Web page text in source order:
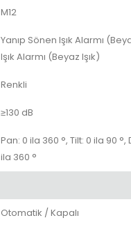
M12
Yanıp Sönen Işık Alarmı
Işık Alarmı (Beyaz Işık)
Renkli
≥130 dB
Pan: 0 ila 360 °, Tilt: 0 ila 90
ila 360 °
Otomatik / Kapalı